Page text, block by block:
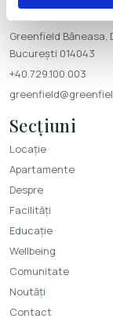
Contact
Greenfield Băneasa,
București 014043
+40.729.100.003
Secțiuni
Locație
Apartamente
Despre
Facilități
Educație
Wellbeing
Comunitate
Noutăți
Contact